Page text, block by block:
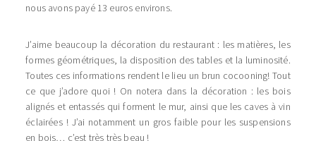
nous avons payé 13 euros environs.
J’aime beaucoup la décoration du restaurant : les matières, les
formes géométriques, la disposition des tables et la luminosité.
Toutes ces informations rendent le lieu un brun cocooning! Tout
ce que j’adore quoi ! On notera dans la décoration : les bois
alignés et entassés qui forment le mur, ainsi que les caves à vin
éclairées ! J’ai notamment un gros faible pour les suspensions
en bois… c’est très très beau !